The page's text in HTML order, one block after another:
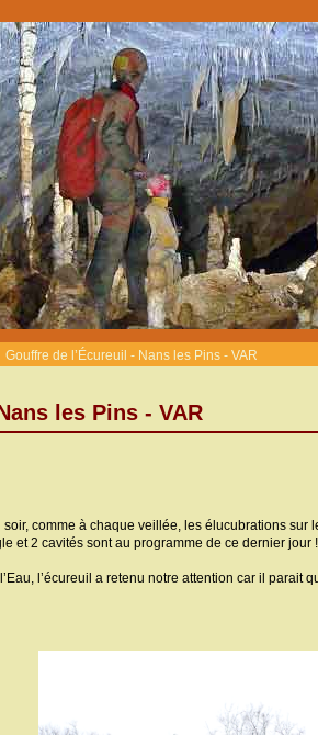
Gouffre de l’Écureuil - Nans les Pins - VAR
les Pins - VAR
soir, comme à chaque veillée, les élucubrations sur
et 2 cavités sont au programme de ce dernier jour !
l’écureuil a retenu notre attention car il parait